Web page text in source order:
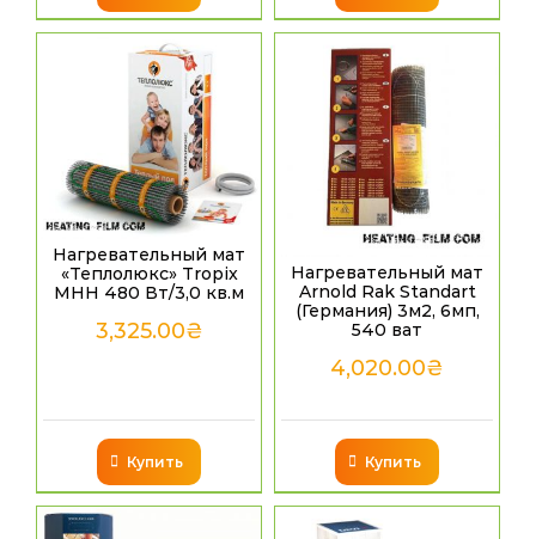
Нагревательный мат
«Теплолюкс» Tropix
МНН 480 Вт/3,0 кв.м
3,325.00₴
Купить
Нагревательный мат
Arnold Rak Standart
(Германия) 3м2, 6мп,
540 ват
4,020.00₴
Купить